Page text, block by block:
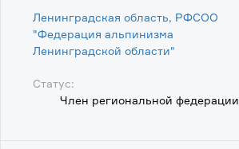
Ленинградская область, РФСОО
"Федерация альпинизма
Ленинградской области"
Статус:
Член региональной федерации